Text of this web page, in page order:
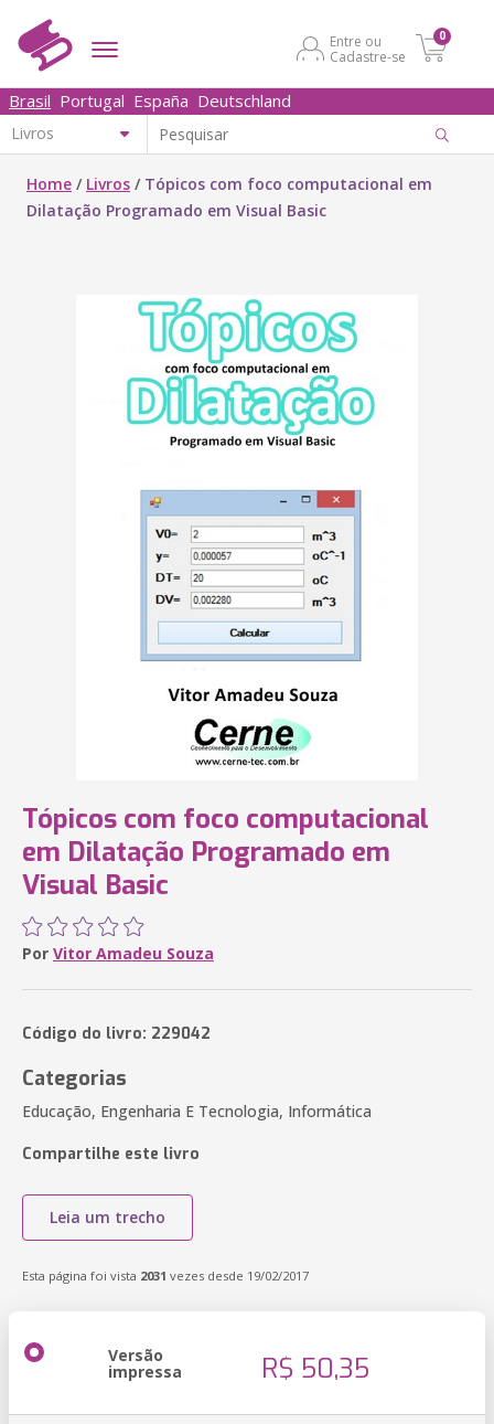
Entre ou
Cadastre-se
0
Brasil Portugal España Deutschland
Home / Livros / Tópicos com foco computacional em
Dilatação Programado em Visual Basic
Tópicos com foco computacional
em Dilatação Programado em
Visual Basic
Por Vitor Amadeu Souza
Código do livro: 229042
Categorias
Educação, Engenharia E Tecnologia, Informática
Compartilhe este livro
Leia um trecho
Esta página foi vista 2031 vezes desde 19/02/2017
Versão
impressa R$ 50,35